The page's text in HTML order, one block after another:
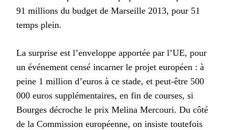
91 millions du budget de Marseille 2013, pour 51
temps plein.
La surprise est l’enveloppe apportée par l’UE, pour
un événement censé incarner le projet européen : à
peine 1 million d’euros à ce stade, et peut-être 500
000 euros supplémentaires, en fin de courses, si
Bourges décroche le prix Melina Mercouri. Du côté
de la Commission européenne, on insiste toutefois